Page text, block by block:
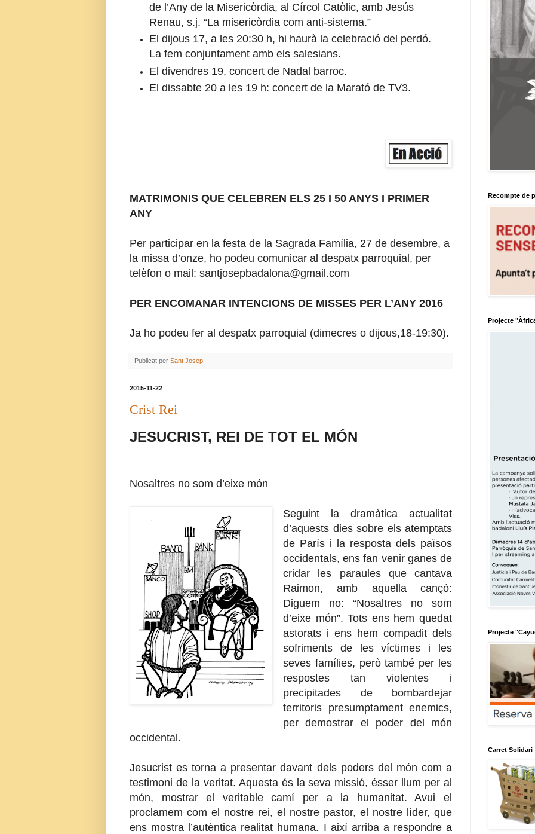
de l’Any de la Misericòrdia, al Círcol Catòlic, amb Jesús
Renau, s.j. “La misericòrdia com anti-sistema.”
El dijous 17, a les 20:30 h, hi haurà la celebració del perdó.
La fem conjuntament amb els salesians.
El divendres 19, concert de Nadal barroc.
El dissabte 20 a les 19 h: concert de la Marató de TV3.
MATRIMONIS QUE CELEBREN ELS 25 I 50 ANYS I PRIMER
ANY
Per participar en la festa de la Sagrada Família, 27 de desembre, a
la missa d’onze, ho podeu comunicar al despatx parroquial, per
telèfon o mail: santjosepbadalona@gmail.com
PER ENCOMANAR INTENCIONS DE MISSES PER L’ANY 2016
Ja ho podeu fer al despatx parroquial (dimecres o dijous,18-19:30).
Publicat per Sant Josep
2015-11-22
Crist Rei
JESUCRIST, REI DE TOT EL MÓN
Nosaltres no som d’eixe món
Seguint la dramàtica actualitat
d’aquests dies sobre els atemptats
de París i la resposta dels països
occidentals, ens fan venir ganes de
cridar les paraules que cantava
Raimon, amb aquella cançó:
Diguem no: “Nosaltres no som
d’eixe món”. Tots ens hem quedat
astorats i ens hem compadit dels
sofriments de les víctimes i les
seves famílies, però també per les
respostes tan violentes i
precipitades de bombardejar
territoris presumptament enemics,
per demostrar el poder del món
occidental.
Jesucrist es torna a presentar davant dels poders del món com a
testimoni de la veritat. Aquesta és la seva missió, ésser llum per al
món, mostrar el veritable camí per a la humanitat. Avui el
proclamem com el nostre rei, el nostre pastor, el nostre líder, que
ens mostra l’autèntica realitat humana. I així arriba a respondre a
Recompte de
Projecte
Projecte
Carret Solidari